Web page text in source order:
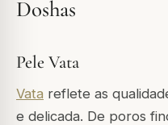
Doshas
Pele Vata
Vata reflete as
e delicada. De poros